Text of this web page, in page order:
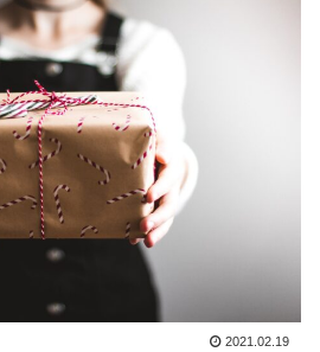
2021.02.19